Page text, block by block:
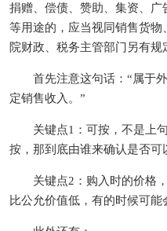
捐赠、偿债、赞助、集资、
等用途的，应当视同销售货
院财政、税务主管部门另有规
首先注意这句话：“属于外
定销售收入。”
关键点1：可按，不是上句
按，那到底由谁来确认是否可
关键点2：购入时的价格，
比公允价值低，有的时候可能